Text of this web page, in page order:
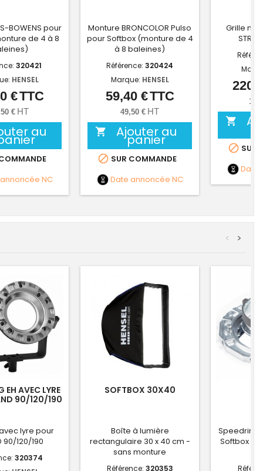
BOWENS pour
de 4 à 8
320421
HENSEL
Prix
€TTC
€ HT
au
NC
Monture BRONCOLOR Pulso
pour Softbox (monture de 4
à 8 baleines)
Référence: 320424
Marque: HENSEL
Prix
59,40 €TTC
49,50 € HT
 Ajouter au
panier
 SUR COMMANDE
Date annoncée NC
Grille nid

 SUR
Date
>
<
EH AVEC LYRE
90/120/190
lyre pour
90/120/190
320374
SOFTBOX 30X40
Boîte à lumière
rectangulaire 30 x 40 cm -
sans monture
Référence: 320353
Speedring
Softbox